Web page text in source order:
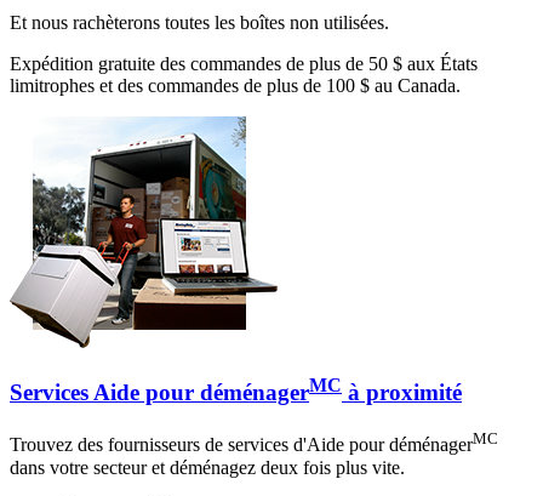
Et nous rachèterons toutes les boîtes non utilisées.
Expédition gratuite des commandes de plus de 50 $ aux États
limitrophes et des commandes de plus de 100 $ au Canada.
Services Aide pour déménagerMC à proximité
Trouvez des fournisseurs de services d'Aide pour déménagerMC
dans votre secteur et déménagez deux fois plus vite.